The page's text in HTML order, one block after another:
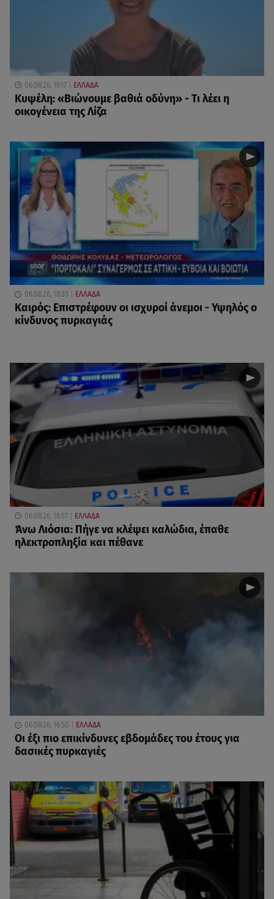
06.08.26, 19:17 ΕΛΛΑΔΑ
Κυψέλη: «Βιώνουμε βαθιά οδύνη» - Τι λέει η
οικογένεια της Λίζα
06.08.26, 18:35 ΕΛΛΑΔΑ
Καιρός: Επιστρέφουν οι ισχυροί άνεμοι - Υψηλός ο
κίνδυνος πυρκαγιάς
06.08.26, 16:57 ΕΛΛΑΔΑ
Άνω Λιόσια: Πήγε να κλέψει καλώδια, έπαθε
ηλεκτροπληξία και πέθανε
06.08.26, 16:50 ΕΛΛΑΔΑ
Οι έξι πιο επικίνδυνες εβδομάδες του έτους για
δασικές πυρκαγιές